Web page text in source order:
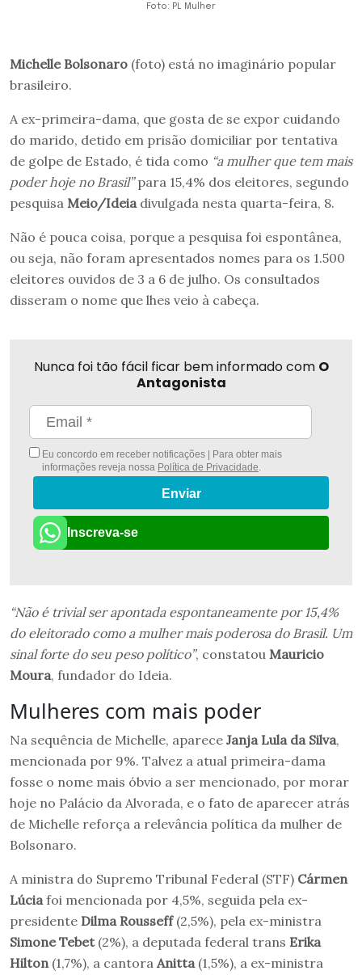
Foto: PL Mulher
Michelle Bolsonaro (foto) está no imaginário popular
brasileiro.
A ex-primeira-dama, que gosta de se expor cuidando
do marido, detido em prisão domiciliar por tentativa
de golpe de Estado, é tida como “a mulher que tem mais
poder hoje no Brasil”para 15,4% dos eleitores, segundo
pesquisa Meio/Ideiadivulgada nesta quarta-feira, 8.
Não é pouca coisa, porque a pesquisa foi espontânea,
ou seja, não foram apresentados nomes para os 1.500
eleitores ouvidos de 3 a 6 de julho. Os consultados
disseram o nome que lhes veio à cabeça.
Nunca foi tão fácil ficar bem informado com O
Antagonista
Eu concordo em receber notificações | Para obter mais
informações reveja nossa Política de Privacidade.
Enviar
Inscreva-se
“Não é trivial ser apontada espontaneamente por 15,4%
do eleitorado como a mulher mais poderosa do Brasil. Um
sinal forte do seu peso político”, constatou Mauricio
Moura, fundador do Ideia.
Mulheres com mais poder
Na sequência de Michelle, aparece Janja Lula da Silva,
mencionada por 9%. Talvez a atual primeira-dama
fosse o nome mais óbvio a ser mencionado, por morar
hoje no Palácio da Alvorada, e o fato de aparecer atrás
de Michelle reforça a relevância política da mulher de
Bolsonaro.
A ministra do Supremo Tribunal Federal (STF) Cármen
Lúciafoi mencionada por 4,5%, seguida pela ex-
presidente Dilma Rousseff(2,5%), pela ex-ministra
Simone Tebet(2%), a deputada federal trans Erika
Hilton(1,7%), a cantora Anitta(1,5%), a ex-ministra